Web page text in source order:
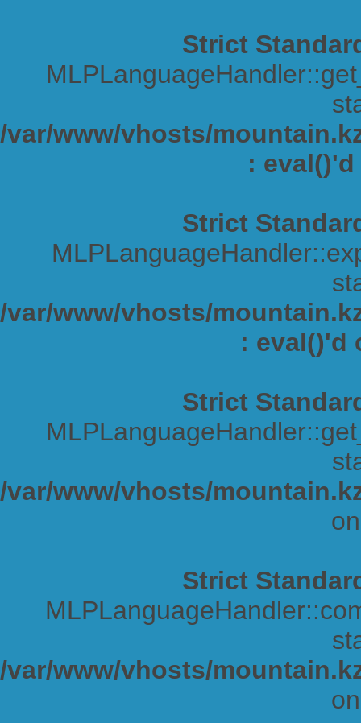
Strict
/var/www/vhosts/
:
Strict
/var/www/vhosts/
: eval()'d
Strict
/var/www/vhosts/
Strict
/var/www/vhosts/